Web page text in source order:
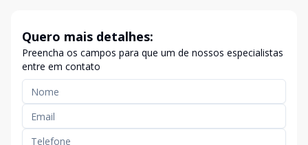
Quero mais detalhes:
Preencha os campos para que um de nossos especialistas
entre em contato